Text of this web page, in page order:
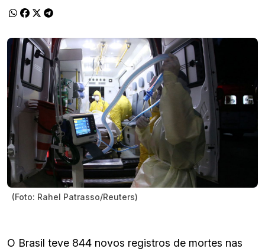
(Foto: Rahel Patrasso/Reuters)
O Brasil teve 844 novos registros de mortes nas